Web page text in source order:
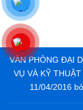
VĂN PHÒNG ĐẠI
VỤ VÀ KỸ
11/04/2016